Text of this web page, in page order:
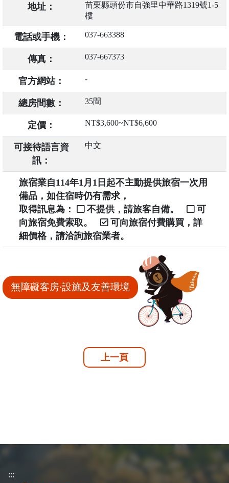
地址：
苗栗縣頭份市自強里中華路1319號1-5
樓
電話或手機： 037-663388
傳真： 037-667373
官方網站： -
總房間數： 35間
定價： NT$3,600~NT$6,600
可接待語言資
訊：
中文
旅宿業自114年1月1日起不主動提供旅宿一次用
備品，如住宿時仍有需求，
取得訊息為：
不提供，請旅客自備。
可
向旅宿免費索取。
可向旅宿付費購買，詳
細價格，請洽詢旅宿業者。
無障礙客房‧設施及友善環境
上一頁
:::